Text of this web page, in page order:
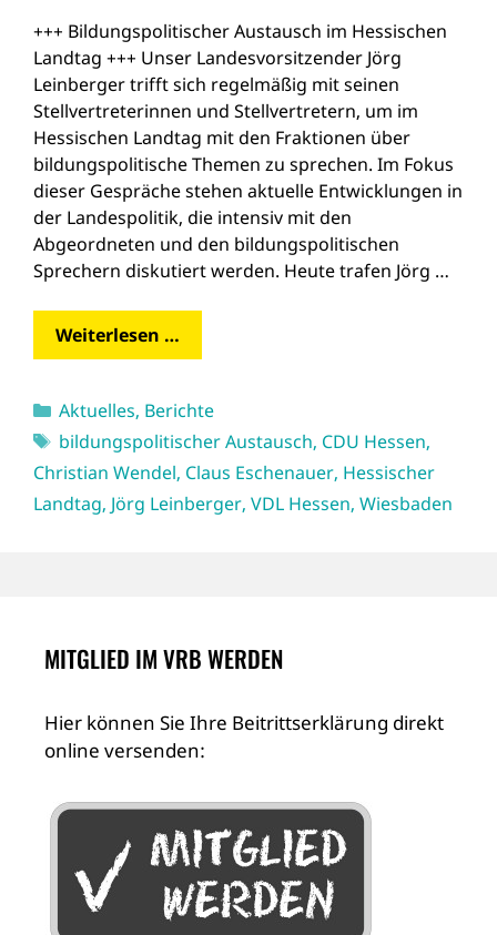
+++ Bildungspolitischer Austausch im Hessischen
Landtag +++ Unser Landesvorsitzender Jörg
Leinberger trifft sich regelmäßig mit seinen
Stellvertreterinnen und Stellvertretern, um im
Hessischen Landtag mit den Fraktionen über
bildungspolitische Themen zu sprechen. Im Fokus
dieser Gespräche stehen aktuelle Entwicklungen in
der Landespolitik, die intensiv mit den
Abgeordneten und den bildungspolitischen
Sprechern diskutiert werden. Heute trafen Jörg …
Weiterlesen …
Kategorien
Aktuelles, Berichte
Schlagwörter
bildungspolitischer Austausch, CDU Hessen,
Christian Wendel, Claus Eschenauer, Hessischer
Landtag, Jörg Leinberger, VDL Hessen, Wiesbaden
MITGLIED IM VRB WERDEN
Hier können Sie Ihre Beitrittserklärung direkt
online versenden: